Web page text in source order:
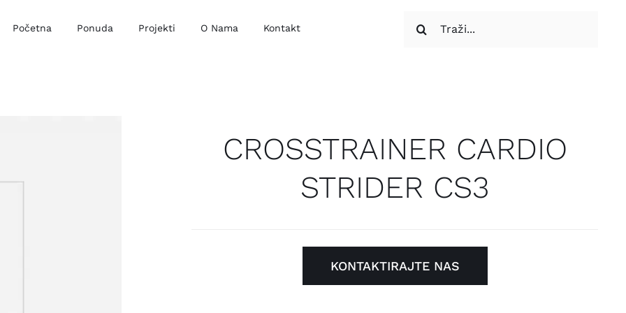
Početna Ponuda Projekti O Nama Kontakt
CROSSTRAINER CARDIO
STRIDER CS3
KONTAKTIRAJTE NAS